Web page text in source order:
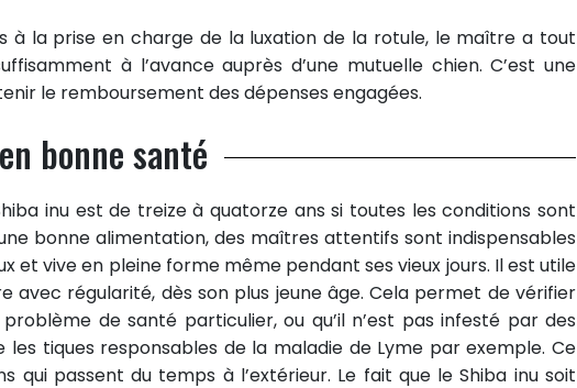
à la prise en charge de la luxation de la rotule, le maître a tout
à l’avance auprès d’une mutuelle chien. C’est une
le remboursement des dépenses engagées.
bonne santé
inu est de treize à quatorze ans si toutes les conditions sont
bonne alimentation, des maîtres attentifs sont indispensables
et vive en pleine forme même pendant ses vieux jours. Il est utile
avec régularité, dès son plus jeune âge. Cela permet de vérifier
de santé particulier, ou qu’il n’est pas infesté par des
tiques responsables de la maladie de Lyme par exemple. Ce
qui passent du temps à l’extérieur. Le fait que le Shiba inu soit